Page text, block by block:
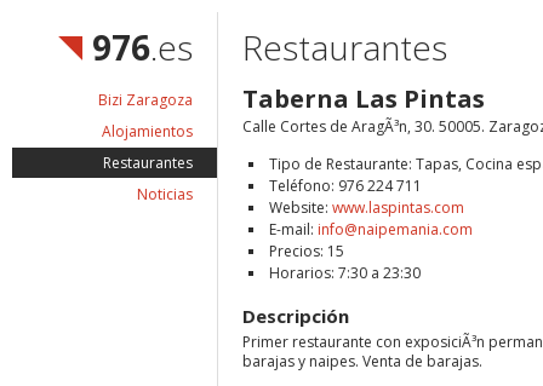
976.es
Bizi Zaragoza
Alojamientos
Restaurantes
Noticias
Restaurantes
Taberna Las Pintas
Calle Cortes de AragÃ³n, 30. 50005.
Tipo de Restaurante: Tapas, Cocina
Teléfono: 976 224 711
Website: www.laspintas.com
E-mail: info@naipemania.com
Precios: 15
Horarios: 7:30 a 23:30
Descripción
Primer restaurante con exposiciÃ³n
barajas y naipes. Venta de barajas.